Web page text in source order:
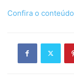
Confira o